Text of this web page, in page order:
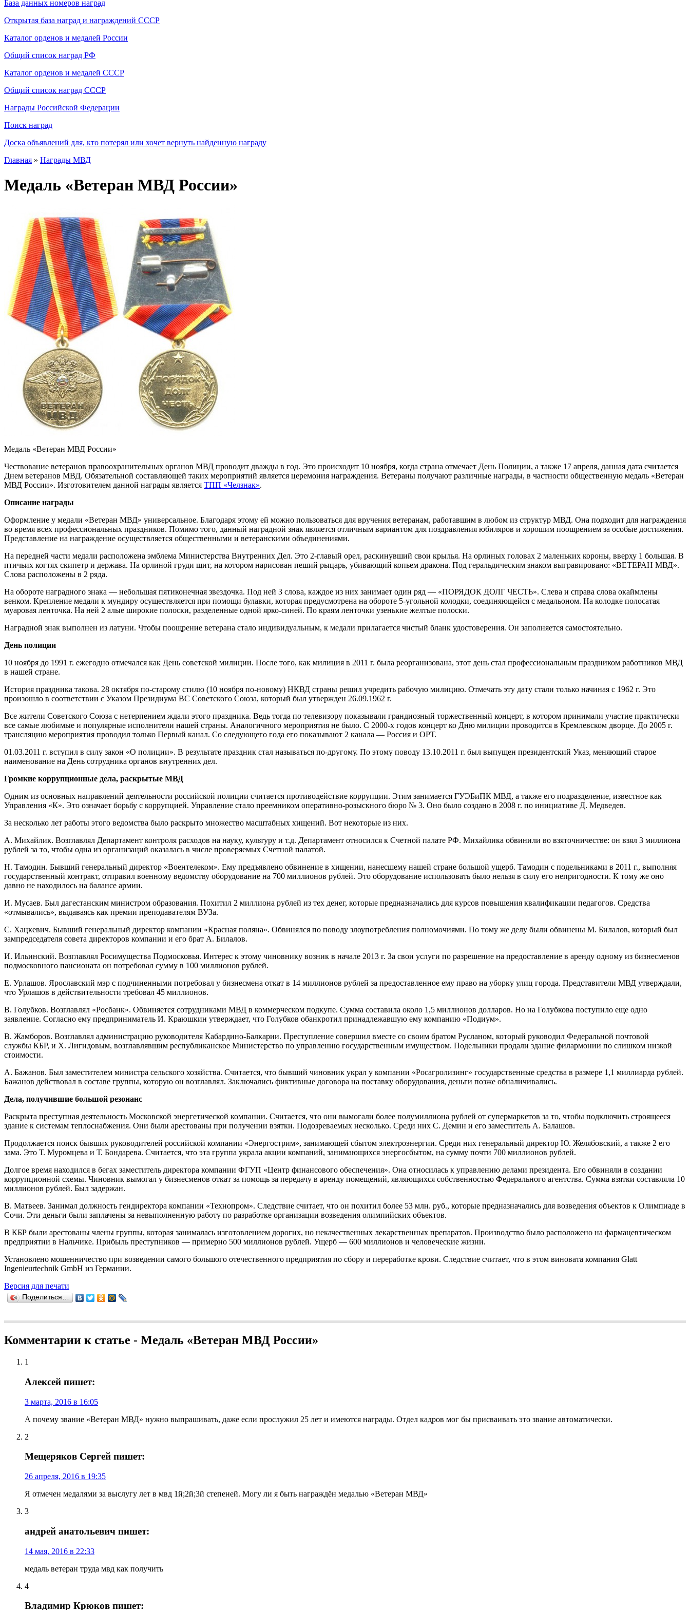
База данных номеров наград
Открытая база наград и награждений СССР
Каталог орденов и медалей России
Общий список наград РФ
Каталог орденов и медалей СССР
Общий список наград СССР
Награды Российской Федерации
Поиск наград
Доска объявлений для, кто потерял или хочет вернуть найденную награду
Главная » Награды МВД
Медаль «Ветеран МВД России»
Медаль «Ветеран МВД России»
Чествование ветеранов правоохранительных органов МВД проводит дважды в год. Это происходит 10 ноября, когда страна отмечает День Полиции, а также 17 апреля, данная дата считается
Днем ветеранов МВД. Обязательной составляющей таких мероприятий является церемония награждения. Ветераны получают различные награды, в частности общественную медаль «Ветеран
МВД России». Изготовителем данной награды является ТПП «Челзнак».
Описание награды
Оформление у медали «Ветеран МВД» универсальное. Благодаря этому ей можно пользоваться для вручения ветеранам, работавшим в любом из структур МВД. Она подходит для награждения
во время всех профессиональных праздников. Помимо того, данный наградной знак является отличным вариантом для поздравления юбиляров и хорошим поощрением за особые достижения.
Представление на награждение осуществляется общественными и ветеранскими объединениями.
На передней части медали расположена эмблема Министерства Внутренних Дел. Это 2-главый орел, раскинувший свои крылья. На орлиных головах 2 маленьких короны, вверху 1 большая. В
птичьих когтях скипетр и держава. На орлиной груди щит, на котором нарисован пеший рыцарь, убивающий копьем дракона. Под геральдическим знаком выгравировано: «ВЕТЕРАН МВД».
Слова расположены в 2 ряда.
На обороте наградного знака — небольшая пятиконечная звездочка. Под ней 3 слова, каждое из них занимает один ряд — «ПОРЯДОК ДОЛГ ЧЕСТЬ». Слева и справа слова окаймлены
венком. Крепление медали к мундиру осуществляется при помощи булавки, которая предусмотрена на обороте 5-угольной колодки, соединяющейся с медальоном. На колодке полосатая
муаровая ленточка. На ней 2 алые широкие полоски, разделенные одной ярко-синей. По краям ленточки узенькие желтые полоски.
Наградной знак выполнен из латуни. Чтобы поощрение ветерана стало индивидуальным, к медали прилагается чистый бланк удостоверения. Он заполняется самостоятельно.
День полиции
10 ноября до 1991 г. ежегодно отмечался как День советской милиции. После того, как милиция в 2011 г. была реорганизована, этот день стал профессиональным праздником работников МВД
в нашей стране.
История праздника такова. 28 октября по-старому стилю (10 ноября по-новому) НКВД страны решил учредить рабочую милицию. Отмечать эту дату стали только начиная с 1962 г. Это
произошло в соответствии с Указом Президиума ВС Советского Союза, который был утвержден 26.09.1962 г.
Все жители Советского Союза с нетерпением ждали этого праздника. Ведь тогда по телевизору показывали грандиозный торжественный концерт, в котором принимали участие практически
все самые любимые и популярные исполнители нашей страны. Аналогичного мероприятия не было. С 2000-х годов концерт ко Дню милиции проводится в Кремлевском дворце. До 2005 г.
трансляцию мероприятия проводил только Первый канал. Со следующего года его показывают 2 канала — Россия и ОРТ.
01.03.2011 г. вступил в силу закон «О полиции». В результате праздник стал называться по-другому. По этому поводу 13.10.2011 г. был выпущен президентский Указ, меняющий старое
наименование на День сотрудника органов внутренних дел.
Громкие коррупционные дела, раскрытые МВД
Одним из основных направлений деятельности российской полиции считается противодействие коррупции. Этим занимается ГУЭБиПК МВД, а также его подразделение, известное как
Управления «К». Это означает борьбу с коррупцией. Управление стало преемником оперативно-розыскного бюро № 3. Оно было создано в 2008 г. по инициативе Д. Медведев.
За несколько лет работы этого ведомства было раскрыто множество масштабных хищений. Вот некоторые из них.
А. Михайлик. Возглавлял Департамент контроля расходов на науку, культуру и т.д. Департамент относился к Счетной палате РФ. Михайлика обвинили во взяточничестве: он взял 3 миллиона
рублей за то, чтобы одна из организаций оказалась в числе проверяемых Счетной палатой.
Н. Тамодин. Бывший генеральный директор «Воентелеком». Ему предъявлено обвинение в хищении, нанесшему нашей стране большой ущерб. Тамодин с подельниками в 2011 г., выполняя
государственный контракт, отправил военному ведомству оборудование на 700 миллионов рублей. Это оборудование использовать было нельзя в силу его непригодности. К тому же оно
давно не находилось на балансе армии.
И. Мусаев. Был дагестанским министром образования. Похитил 2 миллиона рублей из тех денег, которые предназначались для курсов повышения квалификации педагогов. Средства
«отмывались», выдаваясь как премии преподавателям ВУЗа.
С. Хацкевич. Бывший генеральный директор компании «Красная поляна». Обвинялся по поводу злоупотребления полномочиями. По тому же делу были обвинены М. Билалов, который был
зампредседателя совета директоров компании и его брат А. Билалов.
И. Ильинский. Возглавлял Росимущества Подмосковья. Интерес к этому чиновнику возник в начале 2013 г. За свои услуги по разрешение на предоставление в аренду одному из бизнесменов
подмосковного пансионата он потребовал сумму в 100 миллионов рублей.
Е. Урлашов. Ярославский мэр с подчиненными потребовал у бизнесмена откат в 14 миллионов рублей за предоставленное ему право на уборку улиц города. Представители МВД утверждали,
что Урлашов в действительности требовал 45 миллионов.
В. Голубков. Возглавлял «Росбанк». Обвиняется сотрудниками МВД в коммерческом подкупе. Сумма составила около 1,5 миллионов долларов. Но на Голубкова поступило еще одно
заявление. Согласно ему предприниматель И. Краюшкин утверждает, что Голубков обанкротил принадлежавшую ему компанию «Подиум».
В. Жамборов. Возглавлял администрацию руководителя Кабардино-Балкарии. Преступление совершил вместе со своим братом Русланом, который руководил Федеральной почтовой
службы КБР, и Х. Лигидовым, возглавлявшим республиканское Министерство по управлению государственным имуществом. Подельники продали здание филармонии по слишком низкой
стоимости.
А. Бажанов. Был заместителем министра сельского хозяйства. Считается, что бывший чиновник украл у компании «Росагролизинг» государственные средства в размере 1,1 миллиарда рублей.
Бажанов действовал в составе группы, которую он возглавлял. Заключались фиктивные договора на поставку оборудования, деньги позже обналичивались.
Дела, получившие большой резонанс
Раскрыта преступная деятельность Московской энергетической компании. Считается, что они вымогали более полумиллиона рублей от супермаркетов за то, чтобы подключить строящееся
здание к системам теплоснабжения. Они были арестованы при получении взятки. Подозреваемых несколько. Среди них С. Демин и его заместитель А. Балашов.
Продолжается поиск бывших руководителей российской компании «Энергострим», занимающей сбытом электроэнергии. Среди них генеральный директор Ю. Желябовский, а также 2 его
зама. Это Т. Муромцева и Т. Бондарева. Считается, что эта группа украла акции компаний, занимающихся энергосбытом, на сумму почти 700 миллионов рублей.
Долгое время находился в бегах заместитель директора компании ФГУП «Центр финансового обеспечения». Она относилась к управлению делами президента. Его обвиняли в создании
коррупционной схемы. Чиновник вымогал у бизнесменов откат за помощь за передачу в аренду помещений, являющихся собственностью Федерального агентства. Сумма взятки составляла 10
миллионов рублей. Был задержан.
В. Матвеев. Занимал должность гендиректора компании «Технопром». Следствие считает, что он похитил более 53 млн. руб., которые предназначались для возведения объектов к Олимпиаде в
Сочи. Эти деньги были заплачены за невыполненную работу по разработке организации возведения олимпийских объектов.
В КБР были арестованы члены группы, которая занималась изготовлением дорогих, но некачественных лекарственных препаратов. Производство было расположено на фармацевтическом
предприятии в Нальчике. Прибыль преступников — примерно 500 миллионов рублей. Ущерб — 600 миллионов и человеческие жизни.
Установлено мошенничество при возведении самого большого отечественного предприятия по сбору и переработке крови. Следствие считает, что в этом виновата компания Glatt
Ingenieurtechnik GmbH из Германии.
Версия для печати
Поделиться…
Комментарии к статье - Медаль «Ветеран МВД России»
1
Алексей пишет:
3 марта, 2016 в 16:05
А почему звание «Ветеран МВД» нужно выпрашивать, даже если прослужил 25 лет и имеются награды. Отдел кадров мог бы присваивать это звание автоматически.
2
Мещеряков Сергей пишет:
26 апреля, 2016 в 19:35
Я отмечен медалями за выслугу лет в мвд 1й;2й;3й степеней. Могу ли я быть награждён медалью «Ветеран МВД»
3
андрей анатольевич пишет:
14 мая, 2016 в 22:33
медаль ветеран труда мвд как получить
4
Владимир Крюков пишет: